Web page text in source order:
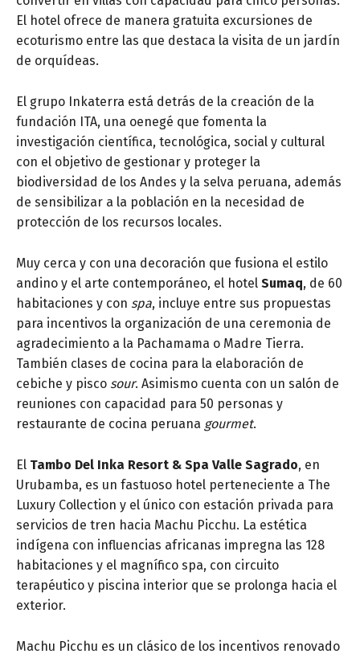
El hotel ofrece de manera gratuita excursiones de
ecoturismo entre las que destaca la visita de un jardín
de orquídeas.
El grupo Inkaterra está detrás de la creación de la
fundación ITA, una oenegé que fomenta la
investigación científica, tecnológica, social y cultural
con el objetivo de gestionar y proteger la
biodiversidad de los Andes y la selva peruana, además
de sensibilizar a la población en la necesidad de
protección de los recursos locales.
Muy cerca y con una decoración que fusiona el estilo
andino y el arte contemporáneo, el hotel Sumaq, de 60
habitaciones y con spa, incluye entre sus propuestas
para incentivos la organización de una ceremonia de
agradecimiento a la Pachamama o Madre Tierra.
También clases de cocina para la elaboración de
cebiche y pisco sour. Asimismo cuenta con un salón de
reuniones con capacidad para 50 personas y
restaurante de cocina peruana gourmet.
El Tambo Del Inka Resort & Spa Valle Sagrado, en
Urubamba, es un fastuoso hotel perteneciente a The
Luxury Collection y el único con estación privada para
servicios de tren hacia Machu Picchu. La estética
indígena con influencias africanas impregna las 128
habitaciones y el magnífico spa, con circuito
terapéutico y piscina interior que se prolonga hacia el
exterior.
Machu Picchu es un clásico de los incentivos renovado